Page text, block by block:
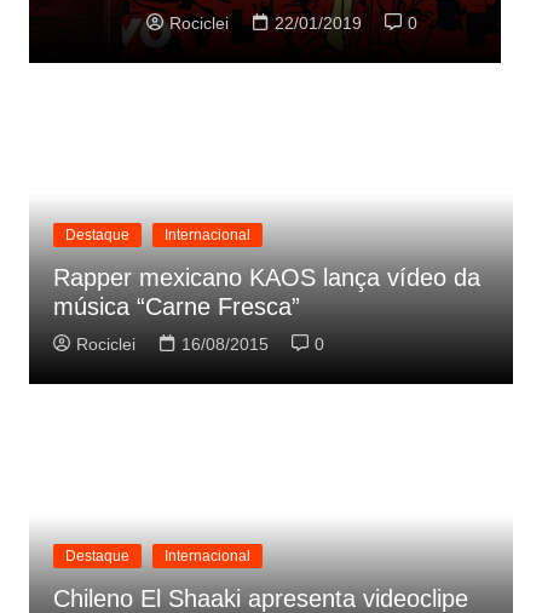
Rociclei 22/01/2019 0
Destaque Internacional
Rapper mexicano KAOS lança vídeo da
música “Carne Fresca”
Rociclei 16/08/2015 0
Destaque Internacional
Chileno El Shaaki apresenta videoclipe